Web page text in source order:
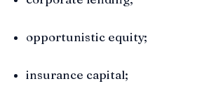
opportunistic equity;
insurance capital;